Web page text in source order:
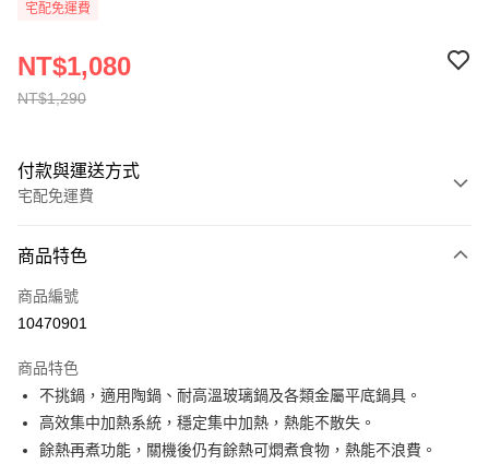
宅配免運費
NT$1,290
NT$1,080
付款與運送方式
宅配免運費
全家線上支付
運送方式
本島宅配-活動商品
免運費
離島宅配-常溫商品
免運費
商品特色
商品編號
10470901
商品特色
不挑鍋，適用陶鍋、耐高溫玻璃鍋及各類金屬平底鍋具。
高效集中加熱系統，穩定集中加熱，熱能不散失。
餘熱再煮功能，關機後仍有餘熱可燜煮食物，熱能不浪費。